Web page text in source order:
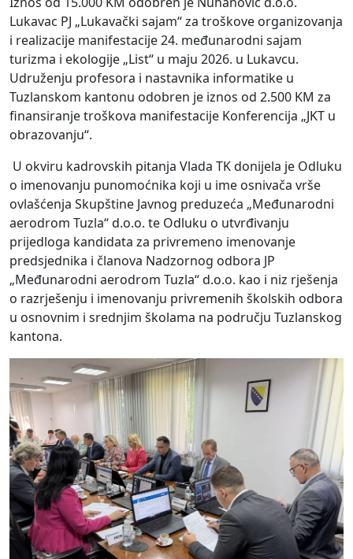
Lukavac PJ „Lukavački sajam“ za troškove organizovanja
i realizacije manifestacije 24. međunarodni sajam
turizma i ekologije „List“ u maju 2026. u Lukavcu.
Udruženju profesora i nastavnika informatike u
Tuzlanskom kantonu odobren je iznos od 2.500 KM za
finansiranje troškova manifestacije Konferencija „JKT u
obrazovanju“.
U okviru kadrovskih pitanja Vlada TK donijela je Odluku
o imenovanju punomoćnika koji u ime osnivača vrše
ovlašćenja Skupštine Javnog preduzeća „Međunarodni
aerodrom Tuzla“ d.o.o. te Odluku o utvrđivanju
prijedloga kandidata za privremeno imenovanje
predsjednika i članova Nadzornog odbora JP
„Međunarodni aerodrom Tuzla“ d.o.o. kao i niz rješenja
o razrješenju i imenovanju privremenih školskih odbora
u osnovnim i srednjim školama na području Tuzlanskog
kantona.